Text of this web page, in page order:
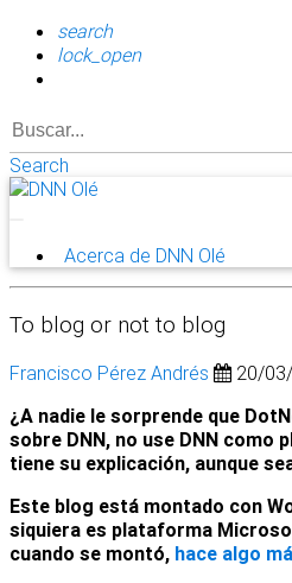
search
lock_open
Search
Acerca de DNN Olé
To blog or not to blog
Francisco Pérez Andrés
20/
¿A nadie le sorprende que
sobre DNN, no use DNN como
tiene su explicación, aunque
Este blog está montado con
siquiera es plataforma
cuando se montó, hace algo